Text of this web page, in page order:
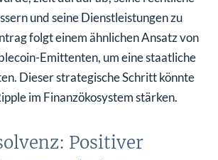
und seine Dienstleistungen zu
folgt einem ähnlichen Ansatz von
Emittenten, um eine staatliche
Dieser strategische Schritt könnte
im Finanzökosystem stärken.
Positiver